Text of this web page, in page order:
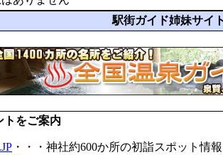
駅街ガイド姉妹サイ
トをご案内
・・・神社約600か所の初詣スポット情